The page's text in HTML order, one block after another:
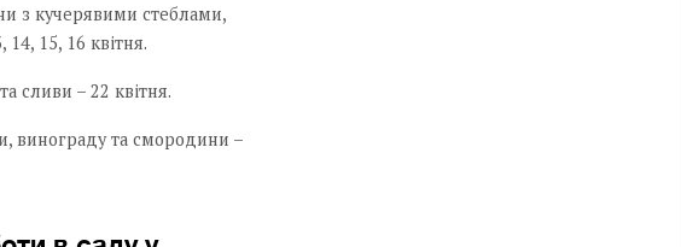
з кучерявими стеблами,
14, 15, 16 квітня.
сливи – 22 квітня.
винограду та смородини –